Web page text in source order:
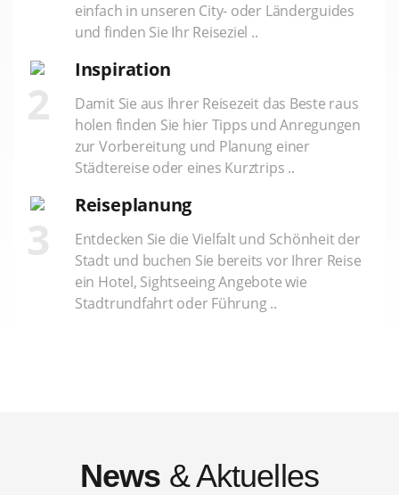
einfach in unseren City- oder Länderguides
und finden Sie Ihr Reiseziel ..
2
Inspiration
Damit Sie aus Ihrer Reisezeit das Beste raus
holen finden Sie hier Tipps und Anregungen
zur Vorbereitung und Planung einer
Städtereise oder eines Kurztrips ..
3
Reiseplanung
Entdecken Sie die Vielfalt und Schönheit der
Stadt und buchen Sie bereits vor Ihrer Reise
ein Hotel, Sightseeing Angebote wie
Stadtrundfahrt oder Führung ..
News & Aktuelles